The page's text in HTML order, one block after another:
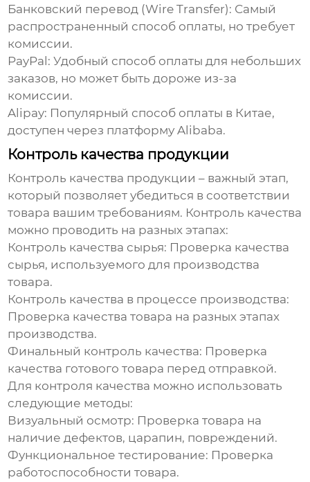
Банковский перевод (Wire Transfer): Самый
распространенный способ оплаты, но требует
комиссии.
PayPal: Удобный способ оплаты для небольших
заказов, но может быть дороже из-за
комиссии.
Alipay: Популярный способ оплаты в Китае,
доступен через платформу Alibaba.
Контроль качества продукции
Контроль качества продукции – важный этап,
который позволяет убедиться в соответствии
товара вашим требованиям. Контроль качества
можно проводить на разных этапах:
Контроль качества сырья: Проверка качества
сырья, используемого для производства
товара.
Контроль качества в процессе производства:
Проверка качества товара на разных этапах
производства.
Финальный контроль качества: Проверка
качества готового товара перед отправкой.
Для контроля качества можно использовать
следующие методы:
Визуальный осмотр: Проверка товара на
наличие дефектов, царапин, повреждений.
Функциональное тестирование: Проверка
работоспособности товара.